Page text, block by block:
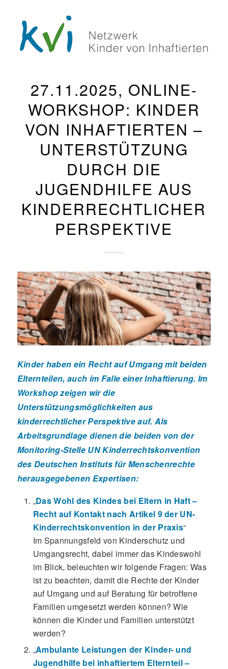
27.11.2025, ONLINE-
WORKSHOP: KINDER
VON INHAFTIERTEN –
UNTERSTÜTZUNG
DURCH DIE
JUGENDHILFE AUS
KINDERRECHTLICHER
PERSPEKTIVE
Kinder haben ein Recht auf Umgang mit beiden
Elternteilen, auch im Falle einer Inhaftierung. Im
Workshop zeigen wir die
Unterstützungsmöglichkeiten aus
kinderrechtlicher Perspektive auf. Als
Arbeitsgrundlage dienen die beiden von der
Monitoring-Stelle UN Kinderrechtskonvention
des Deutschen Instituts für Menschenrechte
herausgegebenen Expertisen:
„Das Wohl des Kindes bei Eltern in Haft –
Recht auf Kontakt nach Artikel 9 der UN-
Kinderrechtskonvention in der Praxis“
Im Spannungsfeld von Kinderschutz und
Umgangsrecht, dabei immer das Kindeswohl
im Blick, beleuchten wir folgende Fragen: Was
ist zu beachten, damit die Rechte der Kinder
auf Umgang und auf Beratung für betroffene
Familien umgesetzt werden können? Wie
können die Kinder und Familien unterstützt
werden?
„Ambulante Leistungen der Kinder- und
Jugendhilfe bei inhaftiertem Elternteil –